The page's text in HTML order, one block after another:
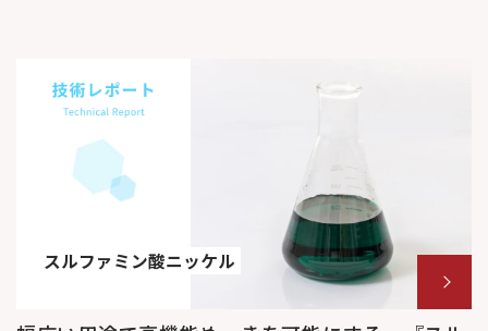
スルファミン酸ニッケル